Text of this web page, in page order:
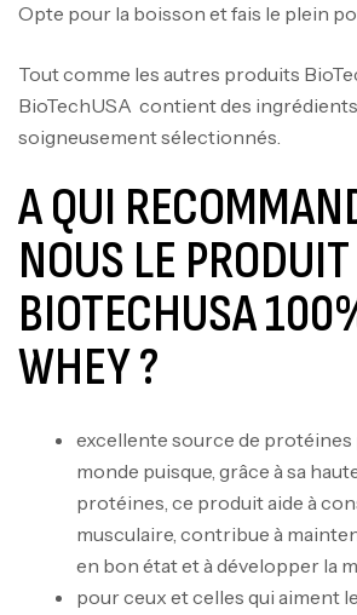
Opte pour la boisson et fais le plein
Tout comme les autres produits
BioTechUSA contient des
soigneusement sélectionnés.
A QUI
NOUS LE PRODUIT
BIOTECHUSA
WHEY ?
excellente source de
monde puisque, grâce à sa
protéines, ce produit aide à
musculaire, contribue à
en bon état et à développer la
pour ceux et celles qui aiment
Mega Creatine
Biotech USA
CREATINE
100% Pure Whey –
Autres
د.ت269